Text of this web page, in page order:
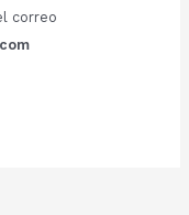
correo